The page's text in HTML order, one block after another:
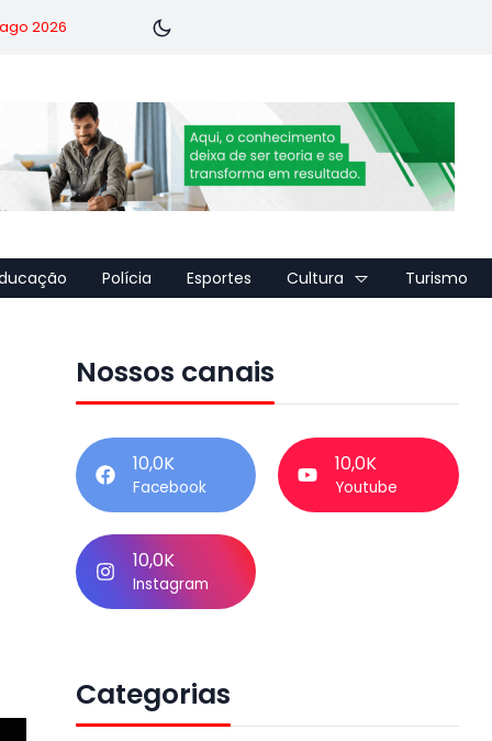
2026
Polícia Esportes Cultura Turismo
Nossos canais
10,0K
Facebook
10,0K
Youtube
10,0K
Instagram
Categorias